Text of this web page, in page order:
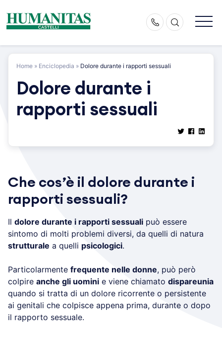
content
Home » Enciclopedia » Dolore durante i rapporti sessuali
Dolore durante i
rapporti sessuali
Che cos’è il dolore durante i
rapporti sessuali?
Il dolore durante i rapporti sessuali può essere
sintomo di molti problemi diversi, da quelli di natura
strutturale a quelli psicologici.
Particolarmente frequente nelle donne, può però
colpire anche gli uomini e viene chiamato dispareunia
quando si tratta di un dolore ricorrente o persistente
ai genitali che colpisce appena prima, durante o dopo
il rapporto sessuale.